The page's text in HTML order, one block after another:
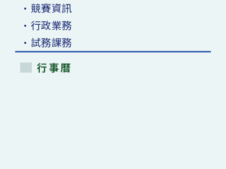
•競賽資訊
•行政業務
•試務課務
行事曆